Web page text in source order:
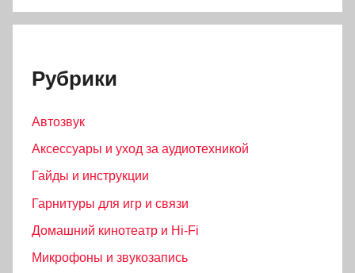
Рубрики
Автозвук
Аксессуары и уход за аудиотехникой
Гайды и инструкции
Гарнитуры для игр и связи
Домашний кинотеатр и Hi-Fi
Микрофоны и звукозапись